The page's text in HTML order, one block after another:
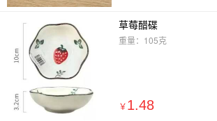
草莓醋碟
重量：105克
￥ 1.48